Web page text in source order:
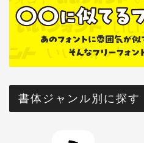
書体ジャンル別に探す